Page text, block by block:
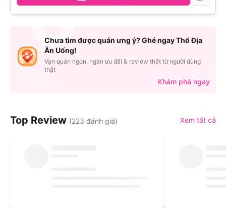
Top Review (223 đánh giá) Xem tất cả
Chưa tìm được quán ưng ý? Ghé ngay Thổ Địa
Ăn Uống!
Vạn quán ngon, ngàn ưu đãi & review thật từ người dùng
thật
Khám phá ngay